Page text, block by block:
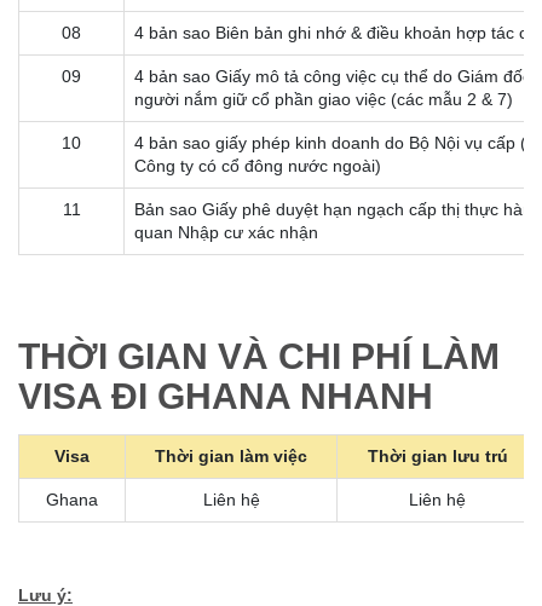
08 4 bản sao Biên bản ghi nhớ & điều khoản hợp tác
09
4 bản sao Giấy mô tả công việc cụ thể do Giám đốc
người nắm giữ cổ phần giao việc (các mẫu 2 & 7)
10
4 bản sao giấy phép kinh doanh do Bộ Nội vụ cấp
Công ty có cổ đông nước ngoài)
11
Bản sao Giấy phê duyệt hạn ngạch cấp thị thực
quan Nhập cư xác nhận
THỜI GIAN VÀ CHI PHÍ LÀM
VISA ĐI GHANA NHANH
Visa Thời gian làm việc Thời gian lưu trú
Ghana Liên hệ Liên hệ
Lưu ý: